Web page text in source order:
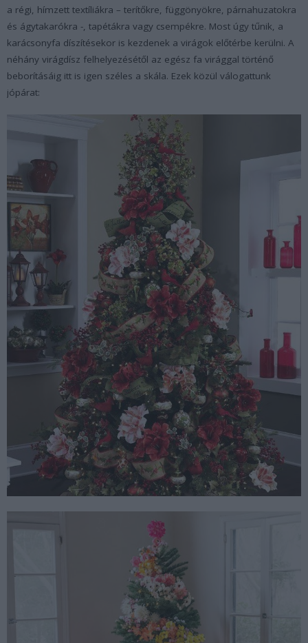
a régi, hímzett textíliákra – terítőkre, függönyökre, párnahuzatokra
és ágytakarókra -, tapétákra vagy csempékre. Most úgy tűnik, a
karácsonyfa díszítésekor is kezdenek a virágok előtérbe kerülni. A
néhány virágdísz felhelyezésétől az egész fa virággal történő
beborításáig itt is igen széles a skála. Ezek közül válogattunk
jópárat: